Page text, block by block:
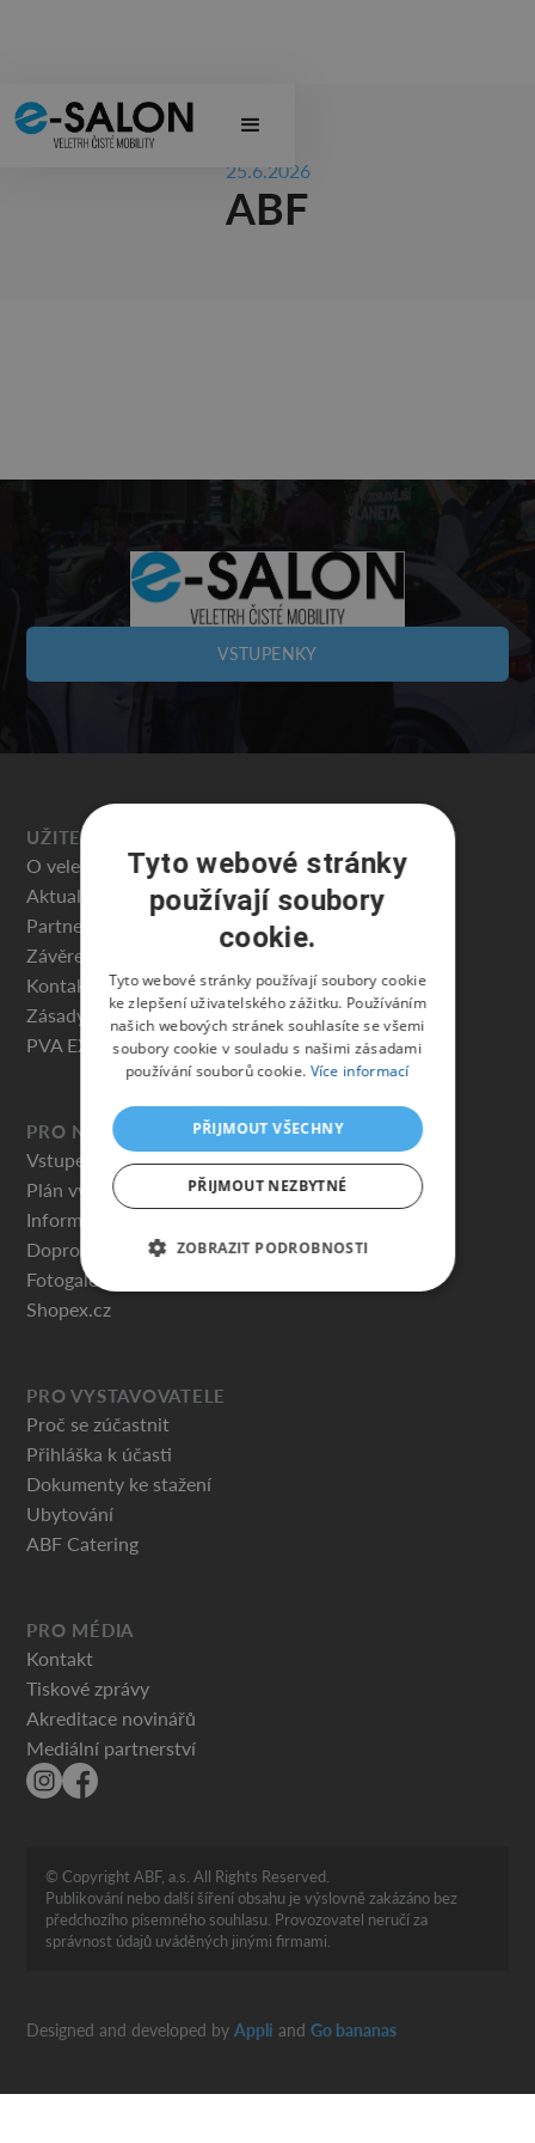
25.6.2026
ABF
VSTUPENKY
UŽITEČNÉ
O veletrhu
Aktuality
Partneři veletrhu
Závěrečná zpráva
Kontakty
Zásady ochrany osobních údajů
PVA EXPO PRAHA
PRO NÁVŠTĚVNÍKY
Vstupenky
Plán výstaviště
Informace pro návštěvníky
Doprovodný program – PŘIPRAVUJEME
Fotogalerie
Shopex.cz
PRO VYSTAVOVATELE
Proč se zúčastnit
Přihláška k účasti
Dokumenty ke stažení
Ubytování
ABF Catering
PRO MÉDIA
Kontakt
Tiskové zprávy
Akreditace novinářů
Mediální partnerství
© Copyright ABF, a.s. All Rights Reserved.
Publikování nebo další šíření obsahu je výslovně zakázáno bez
předchozího písemného souhlasu. Provozovatel neručí za
správnost údajů uváděných jinými firmami.
Designed and developed byAppli andGo bananas
Tyto webové stránky
používají soubory
cookie.
Tyto webové stránky používají soubory cookie
ke zlepšení uživatelského zážitku. Používáním
našich webových stránek souhlasíte se všemi
soubory cookie v souladu s našimi zásadami
používání souborů cookie. Více informací
PŘIJMOUT VŠECHNY
PŘIJMOUT NEZBYTNÉ
ZOBRAZIT PODROBNOSTI